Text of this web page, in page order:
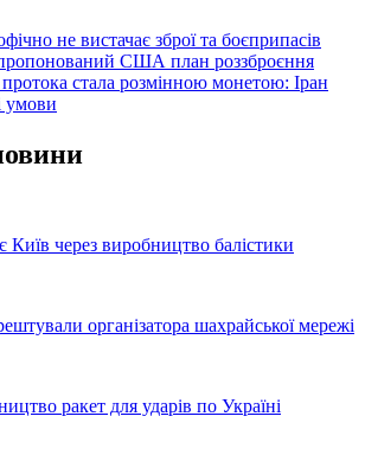
не вистачає зброї та боєприпасів
США план роззброєння
стала розмінною монетою: Іран
Київ через виробництво балістики
організатора шахрайської мережі
ракет для ударів по Україні